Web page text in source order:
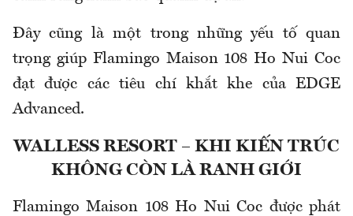
Đây cũng là một trong những yếu tố quan
trọng giúp Flamingo Maison 108 Ho Nui Coc
đạt được các tiêu chí khắt khe của EDGE
Advanced.
WALLESS RESORT – KHI KIẾN TRÚC
KHÔNG CÒN LÀ RANH GIỚI
Flamingo Maison 108 Ho Nui Coc được phát